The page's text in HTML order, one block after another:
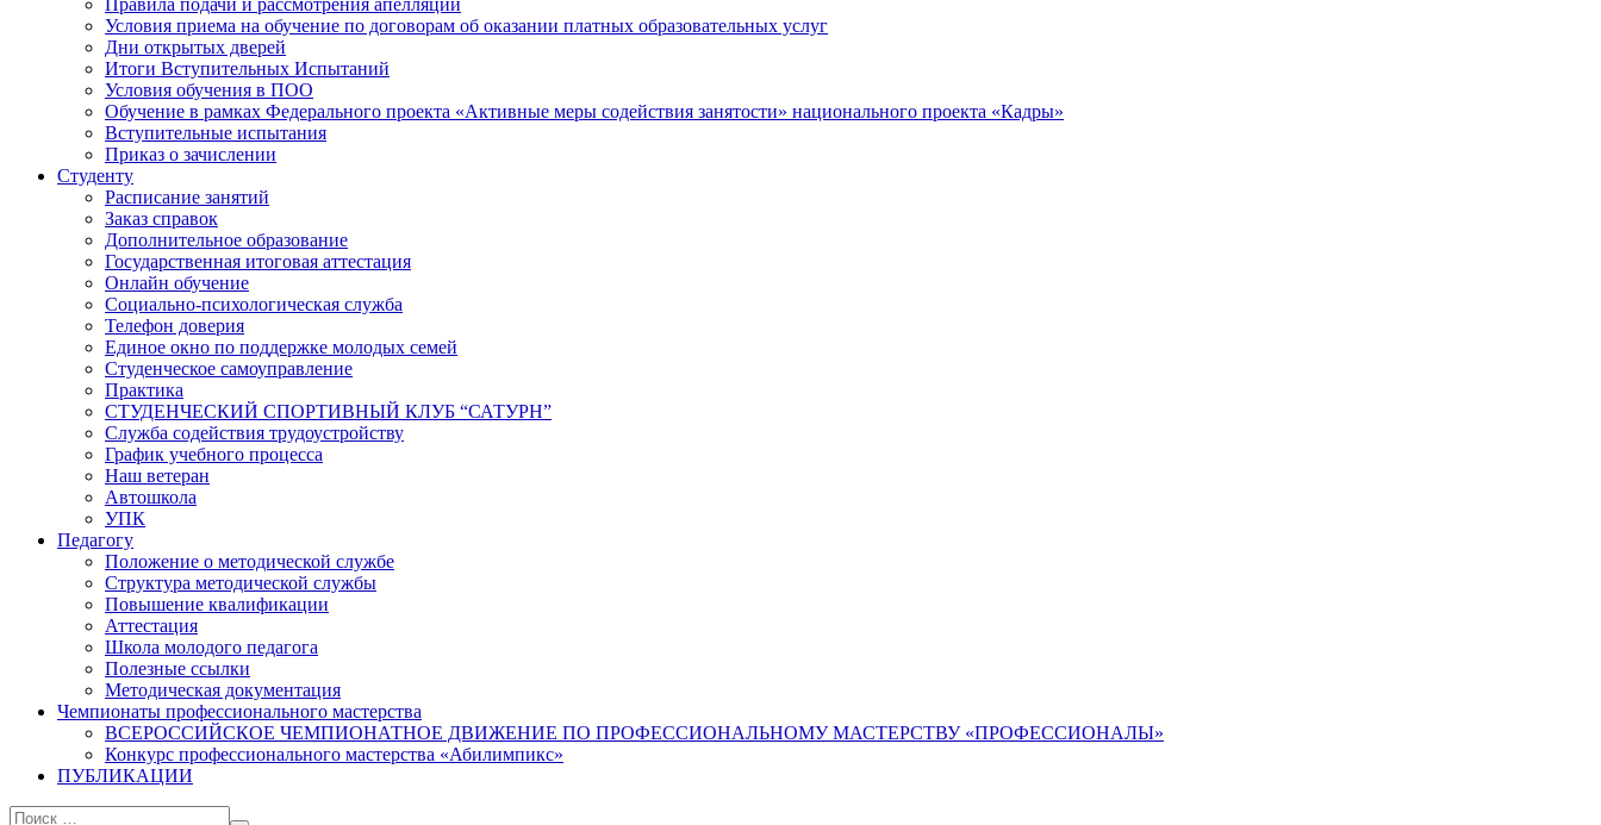
Правила подачи и рассмотрения апелляции
Условия приема на обучение по договорам об оказании платных образовательных услуг
Дни открытых дверей
Итоги Вступительных Испытаний
Условия обучения в ПОО
Обучение в рамках Федерального проекта «Активные меры содействия занятости» национального проекта «Кадры»
Вступительные испытания
Приказ о зачислении
Студенту
Расписание занятий
Заказ справок
Дополнительное образование
Государственная итоговая аттестация
Онлайн обучение
Социально-психологическая служба
Телефон доверия
Единое окно по поддержке молодых семей
Студенческое самоуправление
Практика
СТУДЕНЧЕСКИЙ СПОРТИВНЫЙ КЛУБ “САТУРН”
Служба содействия трудоустройству
График учебного процесса
Наш ветеран
Автошкола
УПК
Педагогу
Положение о методической службе
Структура методической службы
Повышение квалификации
Аттестация
Школа молодого педагога
Полезные ссылки
Методическая документация
Чемпионаты профессионального мастерства
ВСЕРОССИЙСКОЕ ЧЕМПИОНАТНОЕ ДВИЖЕНИЕ ПО ПРОФЕССИОНАЛЬНОМУ МАСТЕРСТВУ «ПРОФЕССИОНАЛЫ»
Конкурс профессионального мастерства «Абилимпикс»
ПУБЛИКАЦИИ